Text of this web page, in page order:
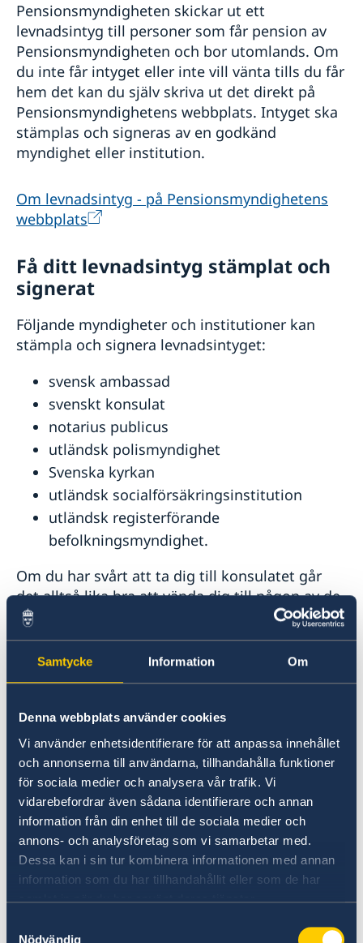
Samtycke Information Om
Denna webbplats använder cookies
Vi använder enhetsidentifierare för att anpassa innehållet
och annonserna till användarna, tillhandahålla funktioner
för sociala medier och analysera vår trafik. Vi
vidarebefordrar även sådana identifierare och annan
information från din enhet till de sociala medier och
annons- och analysföretag som vi samarbetar med.
Dessa kan i sin tur kombinera informationen med annan
information som du har tillhandahållit eller som de har
samlat in när du har använt deras tjänster.
Nödvändig
Avgifter
Levnadsintyg
Reseinformation
Generalkonsulatets reseinformation
Aktuella händelser
Allmänna säkerhetsläget
Terrorism
Naturförhållanden och katastrofer
Hälso- och sjukvård
Lokala lagar och sedvänjor
Trafiksäkerhet
Övriga upplysningar
Pensionsmyndigheten skickar ut ett
levnadsintyg till personer som får pension av
Pensionsmyndigheten och bor utomlands. Om
du inte får intyget eller inte vill vänta tills du får
hem det kan du själv skriva ut det direkt på
Pensionsmyndighetens webbplats. Intyget ska
stämplas och signeras av en godkänd
myndighet eller institution.
Om levnadsintyg - på Pensionsmyndighetens
webbplats
Få ditt levnadsintyg stämplat och
signerat
Följande myndigheter och institutioner kan
stämpla och signera levnadsintyget:
svensk ambassad
svenskt konsulat
notarius publicus
utländsk polismyndighet
Svenska kyrkan
utländsk socialförsäkringsinstitution
utländsk registerförande
befolkningsmyndighet.
Om du har svårt att ta dig till konsulatet går
det alltså lika bra att vända dig till någon av de
andra godkända myndigheterna och
institutionerna.
För att få ditt levnadsintyg signerat och
Det kan vara en id-handling från Sverige eller
ditt hemland.
Du är välkommen till konsulatet under våra
öppettider mellan kl. 10–12, för att få ditt
levnadsintyg signerat och stämplat. Du
behöver inte boka tid för ditt besök.
Skicka in ditt levnadsintyg till